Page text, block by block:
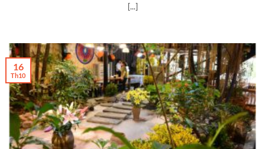
[...]
16
Th10